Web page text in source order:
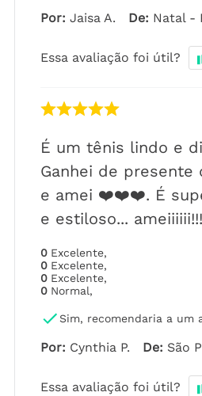
Por: Jaisa A. De: Natal -
Essa avaliação foi útil?
É um tênis lindo e
Ganhei de presente
e amei ❤️❤️❤️. É
e estiloso...
0 Excelente,
0 Excelente,
0 Excelente,
0 Normal,
Sim, recomendaria a um
Por: Cynthia P. De: São
Essa avaliação foi útil?